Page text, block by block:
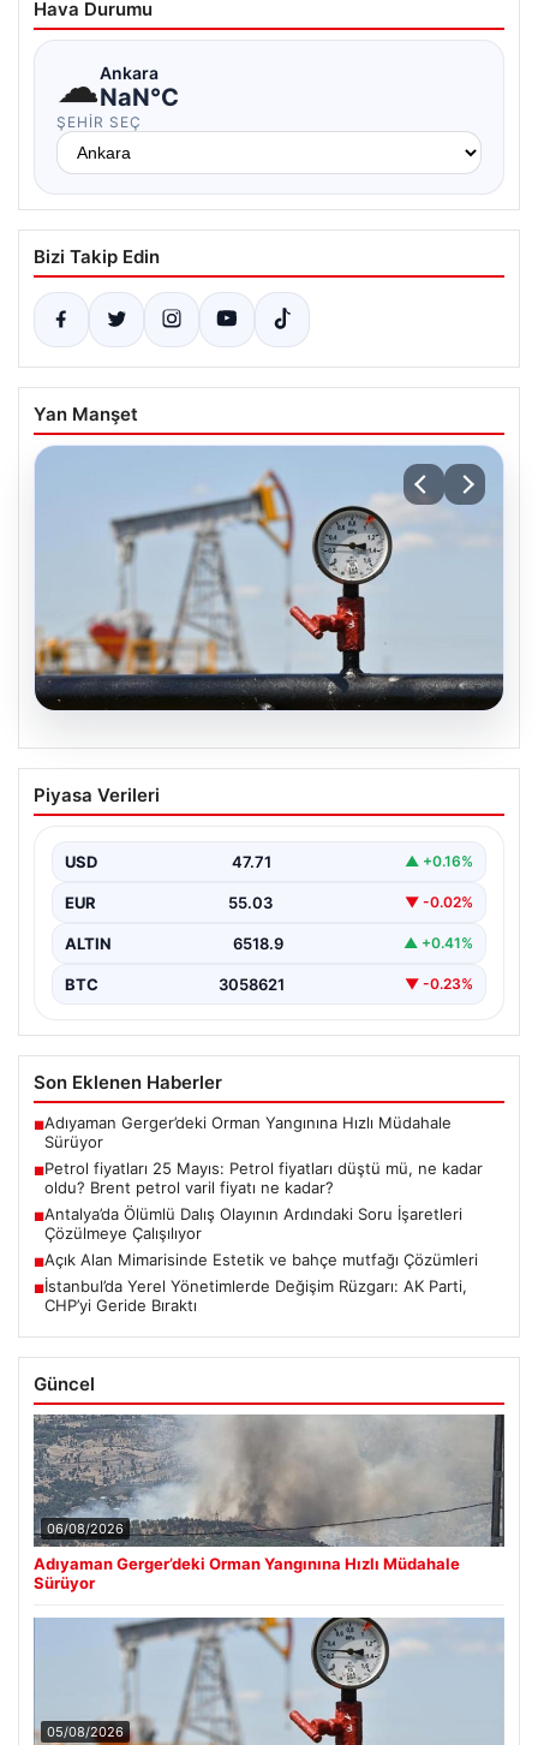
Hava Durumu
☁Ankara
NaN°C
ŞEHIR SEÇ
Bizi Takip Edin
Yan Manşet
Petrol fiyatları 25 Mayıs: Petrol fiyatları
düştü mü, ne kadar oldu? Brent petrol
{"title": "Petrol fiyatları 25 Mayıs: Güncel petrol fiyatları
piyasalarında…
Piyasa Verileri
USD 47.71 ▲ +0.16%
EUR 55.03 ▼ -0.02%
ALTIN 6518.9 ▲ +0.41%
BTC 3058621 ▼ -0.23%
Son Eklenen Haberler
■Adıyaman Gerger’deki Orman Yangınına Hızlı Müdahale
Sürüyor
■Petrol fiyatları 25 Mayıs: Petrol fiyatları düştü mü, ne kadar
oldu? Brent petrol varil fiyatı ne kadar?
■Antalya’da Ölümlü Dalış Olayının Ardındaki Soru İşaretleri
Çözülmeye Çalışılıyor
■Açık Alan Mimarisinde Estetik ve bahçe mutfağı Çözümleri
■İstanbul’da Yerel Yönetimlerde Değişim Rüzgarı: AK Parti,
CHP’yi Geride Bıraktı
Güncel
06/08/2026
Adıyaman Gerger’deki Orman Yangınına Hızlı Müdahale
Sürüyor
05/08/2026